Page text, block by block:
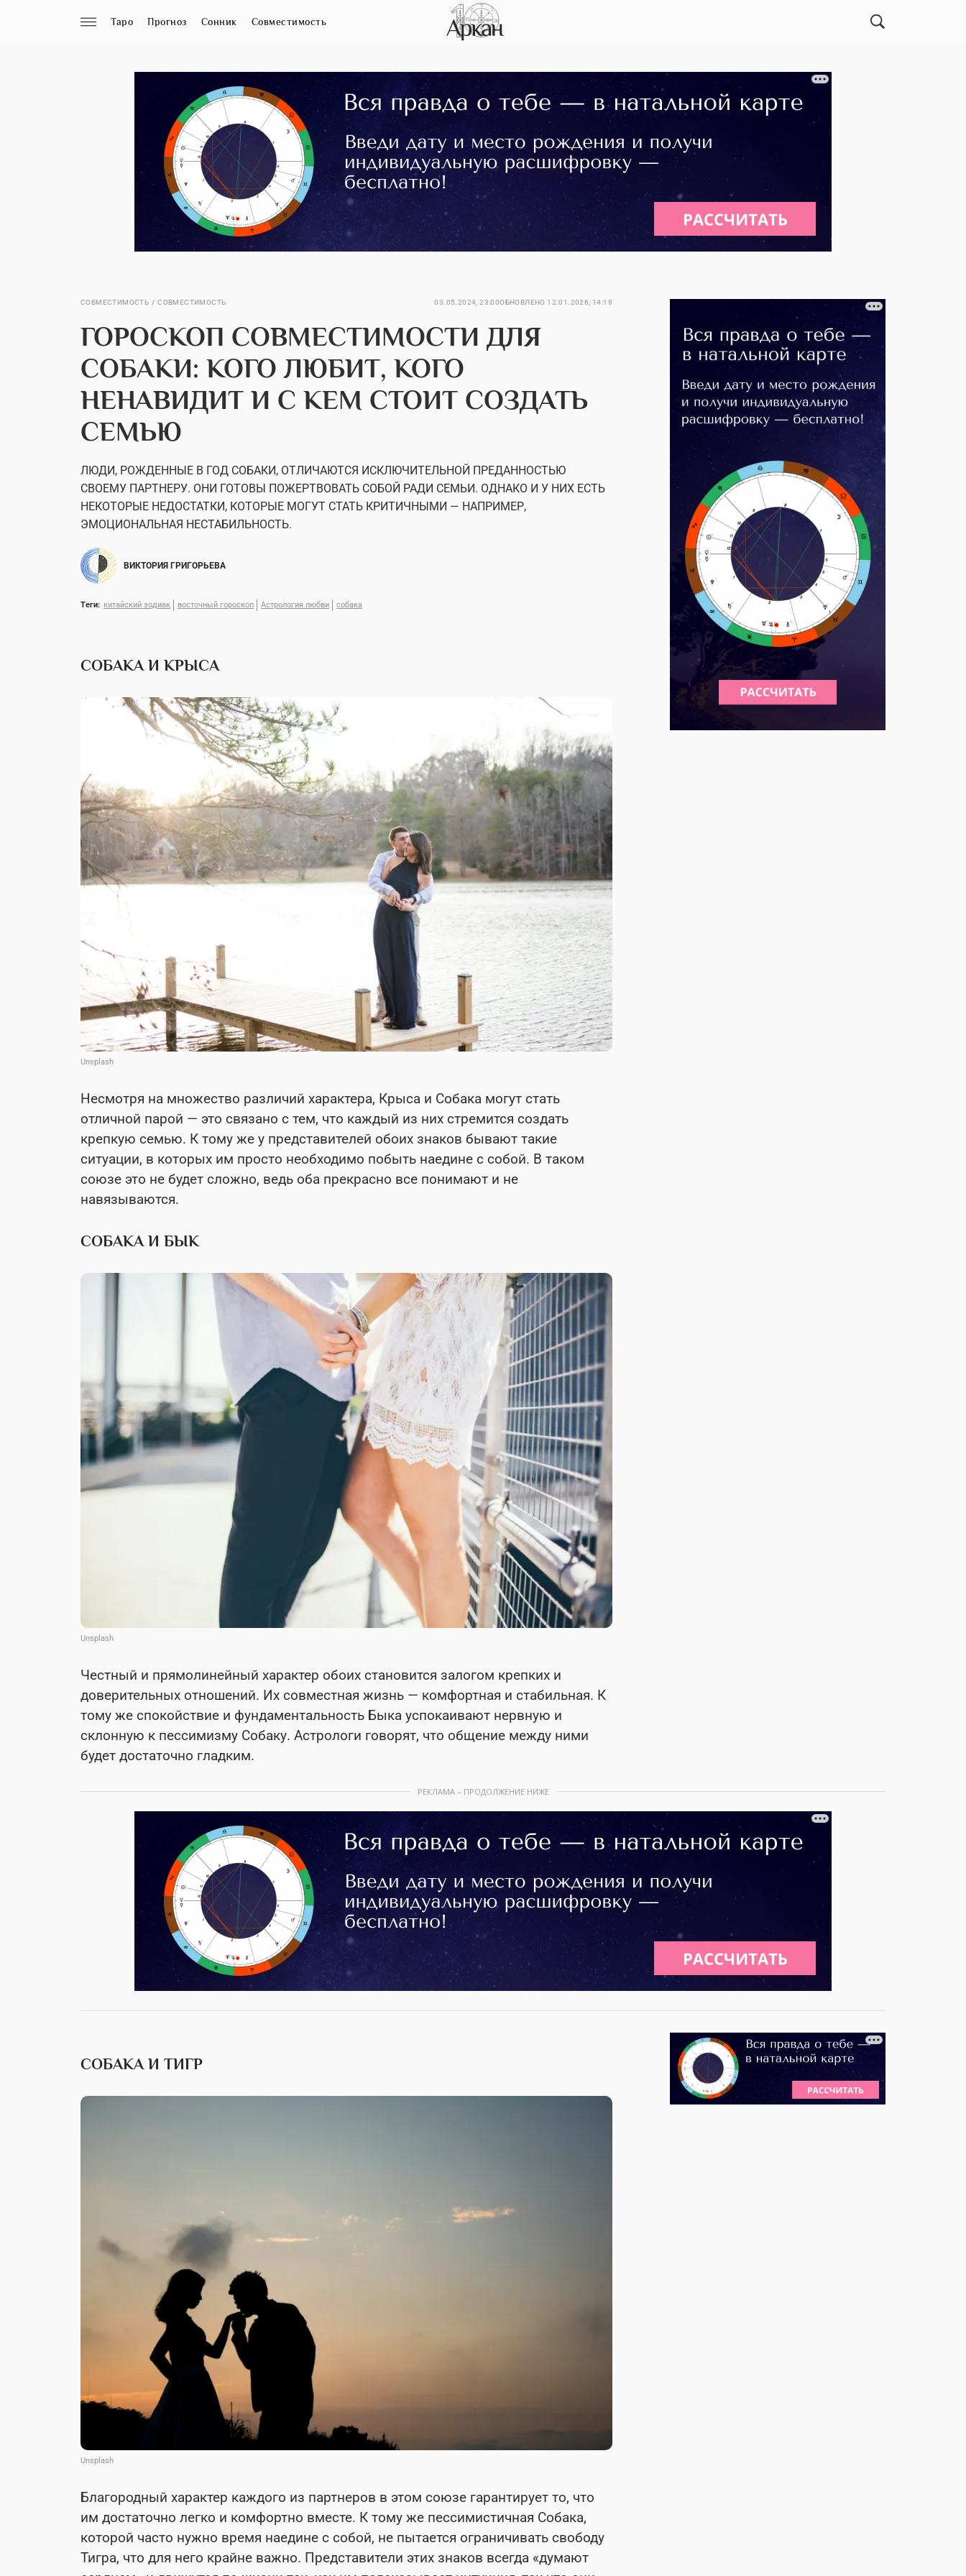
Таро Прогноз Сонник Совместимость
СОВМЕСТИМОСТЬ СОВМЕСТИМОСТЬ 03.05.2024, 23:00ОБНОВЛЕНО 12.01.2026, 14:19
ГОРОСКОП СОВМЕСТИМОСТИ ДЛЯ
СОБАКИ: КОГО ЛЮБИТ, КОГО
НЕНАВИДИТ И С КЕМ СТОИТ СОЗДАТЬ
СЕМЬЮ
ЛЮДИ, РОЖДЕННЫЕ В ГОД СОБАКИ, ОТЛИЧАЮТСЯ ИСКЛЮЧИТЕЛЬНОЙ ПРЕДАННОСТЬЮ
СВОЕМУ ПАРТНЕРУ. ОНИ ГОТОВЫ ПОЖЕРТВОВАТЬ СОБОЙ РАДИ СЕМЬИ. ОДНАКО И У НИХ ЕСТЬ
НЕКОТОРЫЕ НЕДОСТАТКИ, КОТОРЫЕ МОГУТ СТАТЬ КРИТИЧНЫМИ — НАПРИМЕР,
ЭМОЦИОНАЛЬНАЯ НЕСТАБИЛЬНОСТЬ.
ВИКТОРИЯ ГРИГОРЬЕВА
Теги: китайский зодиак восточный гороскоп Астрология любви собака
СОБАКА И КРЫСА
Unsplash
Несмотря на множество различий характера, Крыса и Собака могут стать
отличной парой — это связано с тем, что каждый из них стремится создать
крепкую семью. К тому же у представителей обоих знаков бывают такие
ситуации, в которых им просто необходимо побыть наедине с собой. В таком
союзе это не будет сложно, ведь оба прекрасно все понимают и не
навязываются.
СОБАКА И БЫК
Unsplash
Честный и прямолинейный характер обоих становится залогом крепких и
доверительных отношений. Их совместная жизнь — комфортная и стабильная. К
тому же спокойствие и фундаментальность Быка успокаивают нервную и
склонную к пессимизму Собаку. Астрологи говорят, что общение между ними
будет достаточно гладким.
РЕКЛАМА – ПРОДОЛЖЕНИЕ НИЖЕ
СОБАКА И ТИГР
Unsplash
Благородный характер каждого из партнеров в этом союзе гарантирует то, что
им достаточно легко и комфортно вместе. К тому же пессимистичная Собака,
которой часто нужно время наедине с собой, не пытается ограничивать свободу
Тигра, что для него крайне важно. Представители этих знаков всегда «думают